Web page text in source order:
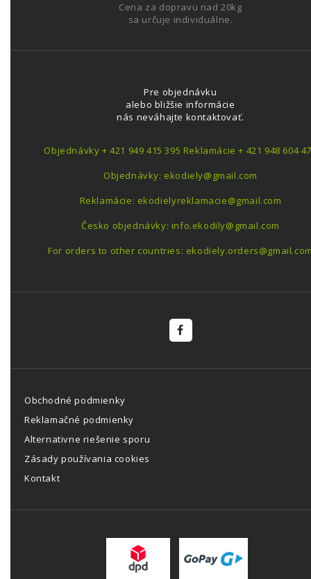
Cena za dopravu nad 20kg
sa určuje individuálne.
Pre objednávku
alebo bližšie informácie
nás neváhajte kontaktovať.
Objednávky + 421 949 415 395 Reklamácie + 421 948 604
Objednávky: ekodiely@gmail.com
Reklamácie: ekodielyreklamacie@gmail.com
Česko objednávky: info.ekodily@gmail.com
For orders to other countries:
Obchodné podmienky
Reklamačné podmienky
Alternativne riešenie sporu
Zásady používania cookies
Kontakt